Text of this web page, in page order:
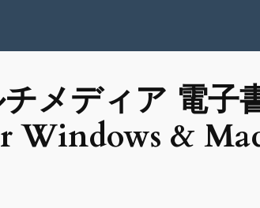
チメディア 電
Windows &